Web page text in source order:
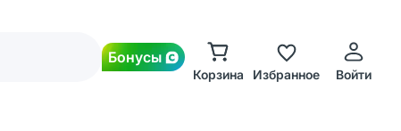
Бонусы
Корзина Избранное Войти